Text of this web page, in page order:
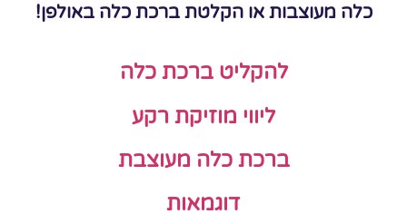
כלה מעוצבות או הקלטת ברכת כלה באולפן!
להקליט ברכת כלה
ליווי מוזיקת רקע
ברכת כלה מעוצבת
דוגמאות